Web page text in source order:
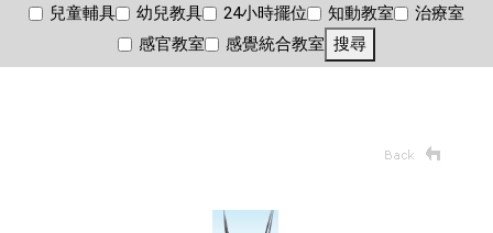
兒童輔具 幼兒教具 24小時擺位 知動教室
治療室
感官教室
感覺統合教室 搜尋